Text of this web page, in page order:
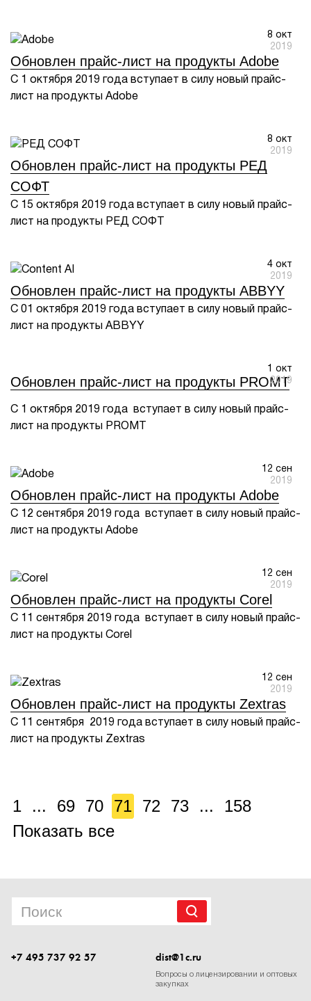
8 окт
2019
Обновлен прайс-лист на продукты Adobe
С 1 октября 2019 года вступает в силу новый прайс-
лист на продукты Adobe
8 окт
2019
Обновлен прайс-лист на продукты РЕД
СОФТ
С 15 октября 2019 года вступает в силу новый прайс-
лист на продукты РЕД СОФТ
4 окт
2019
Обновлен прайс-лист на продукты ABBYY
С 01 октября 2019 года вступает в силу новый прайс-
лист на продукты ABBYY
1 окт
2019
Обновлен прайс-лист на продукты PROMT
С 1 октября 2019 года вступает в силу новый прайс-
лист на продукты PROMT
12 сен
2019
Обновлен прайс-лист на продукты Adobe
С 12 сентября 2019 года вступает в силу новый прайс-
лист на продукты Adobe
12 сен
2019
Обновлен прайс-лист на продукты Corel
С 11 сентября 2019 года вступает в силу новый прайс-
лист на продукты Corel
12 сен
2019
Обновлен прайс-лист на продукты Zextras
С 11 сентября 2019 года вступает в силу новый прайс-
лист на продукты Zextras
1 ... 69 70 71 72 73 ...
158
Показать все
+7 495 737 92 57 dist@1c.ru
Вопросы о лицензировании и оптовых
закупках